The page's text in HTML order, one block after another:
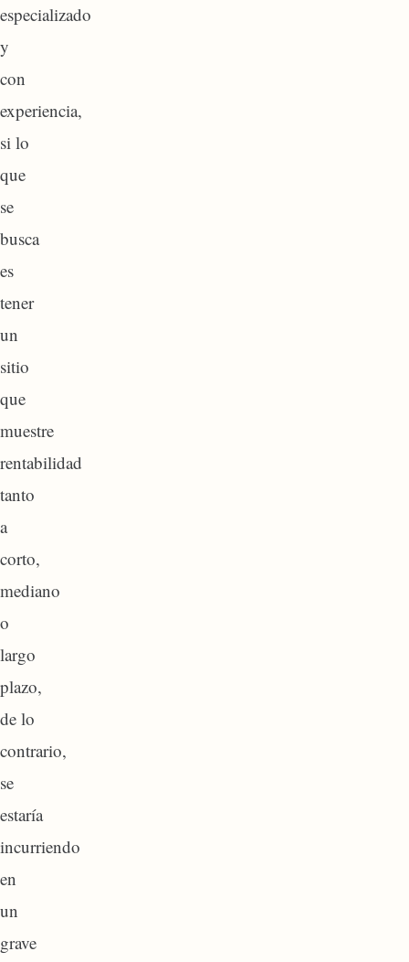
especializado
y
con
experiencia,
si lo
que
se
busca
es
tener
un
sitio
que
muestre
rentabilidad
tanto
a
corto,
mediano
o
largo
plazo,
de lo
contrario,
se
estaría
incurriendo
en
un
grave